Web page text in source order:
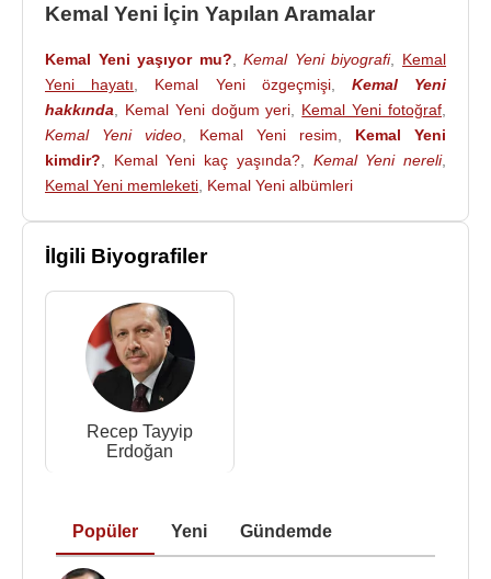
Sekreterliği 1. yardımcılığı, 2017-2018 yılları arası
2018 yılında korgeneral rütbesine terfi etti. 2018-
2021 yılları arası 3. Kolordu komutanlığı görevinde
bulunduktan sonra 24 Ağustos 2021'de 1. Ordu
Komutanı oldu. 18 Ağustos 2022'de Ege Ordusu
Komutanlığına atandı. 2023'te orgeneral rütbesine
atandı.
Kemal Yeni, Asuman Yeni ile evlidir. 2 çocuğu
Kemal Yeni, 5 Ağustos 2025 tarihinde yapılan
Yüksek Askeri Şura
14 Ağustos 2025 tarihinde Cumhurbaşkanı
Tayyip Erdoğan’ın imzasıyla
yayımlanan atama kararına göre 3. Ordu
Ancak Kemal Yeni, göreve başlamadan emeklilik
dilekçesini verdi ve emekli oldu.
Kemal Yeni İçin Yapılan Aramalar
Kemal Yeni yaşıyor mu? ,Kemal Yeni biyografi, Kemal
Yeni hayatı
Kemal Yeni özgeçmişi, Kemal Yeni
hakkında
Kemal Yeni doğum yeri Kemal Yeni fotoğraf
Kemal Yeni video
Kemal Yeni resim
Kemal Yeni
kimdir?
Kemal Yeni kaç yaşında?, Kemal Yeni nereli,
Kemal Yeni memleketi Kemal Yeni albümleri
İlgili Biyografiler
Recep Tayyip
Erdoğan
Popüler Yeni Gündemde